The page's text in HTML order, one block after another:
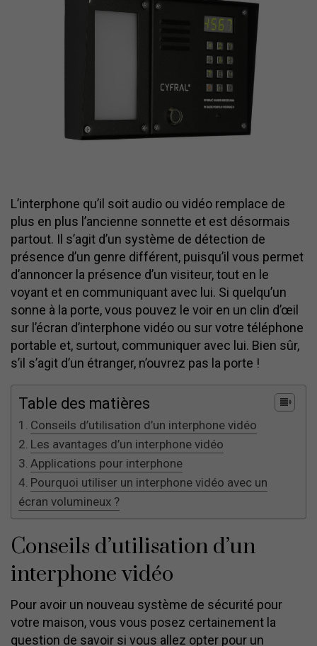
L’interphone qu’il soit audio ou vidéo remplace de
plus en plus l’ancienne sonnette et est désormais
partout. Il s’agit d’un système de détection de
présence d’un genre différent, puisqu’il vous permet
d’annoncer la présence d’un visiteur, tout en le
voyant et en communiquant avec lui. Si quelqu’un
sonne à la porte, vous pouvez le voir en un clin d’œil
sur l’écran d’interphone vidéo ou sur votre téléphone
portable et, surtout, communiquer avec lui. Bien sûr,
s’il s’agit d’un étranger, n’ouvrez pas la porte !
Table des matières
Conseils d’utilisation d’un interphone vidéo
Les avantages d’un interphone vidéo
Applications pour interphone
Pourquoi utiliser un interphone vidéo avec un
écran volumineux ?
Conseils d’utilisation d’un
interphone vidéo
Pour avoir un nouveau système de sécurité pour
votre maison, vous vous posez certainement la
question de savoir si vous allez opter pour un